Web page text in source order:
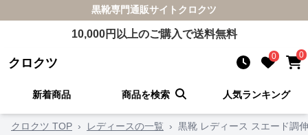
黒靴専門通販サイト クロクツ
10,000円以上のご購入で送料無料
クロクツ 0 0
新着商品 商品を検索 人気ランキング
クロクツ TOP › レディースの一覧 › 黒靴 レディース スエード調